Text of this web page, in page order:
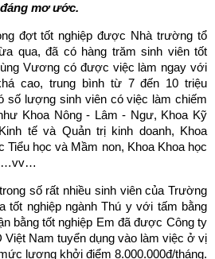
mơ ước.
đợt tốt nghiệp được Nhà trường tổ
qua, đã có hàng trăm sinh viên tốt
Vương có được việc làm ngay với
cao, trung bình từ 7 đến 10 triệu
số lượng sinh viên có việc làm chiếm
Khoa Nông - Lâm - Ngư, Khoa Kỹ
tế và Quản trị kinh doanh, Khoa
Tiểu học và Mầm non, Khoa Khoa học
số rất nhiều sinh viên của Trường
tốt nghiệp ngành Thú y với tấm bằng
bằng tốt nghiệp Em đã được Công ty
Nam tuyển dụng vào làm việc ở vị
lương khởi điểm 8.000.000đ/tháng.